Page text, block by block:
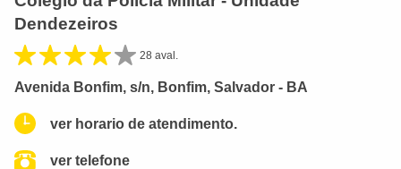
Dendezeiros
28 aval.
Avenida Bonfim, s/n, Bonfim, Salvador - BA
ver horario de atendimento.
ver telefone